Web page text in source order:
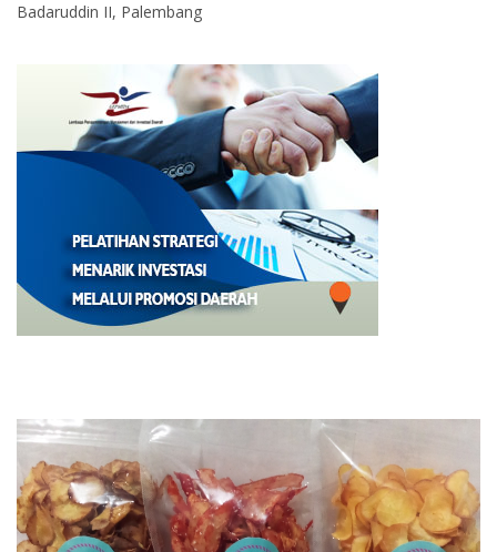
Badaruddin II, Palembang